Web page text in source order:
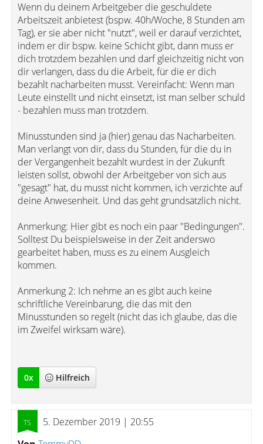
Wenn du deinem Arbeitgeber die geschuldete
Arbeitszeit anbietest (bspw. 40h/Woche, 8 Stunden am
Tag), er sie aber nicht "nutzt", weil er darauf verzichtet,
indem er dir bspw. keine Schicht gibt, dann muss er
dich trotzdem bezahlen und darf gleichzeitig nicht von
dir verlangen, dass du die Arbeit, für die er dich
bezahlt nacharbeiten musst. Vereinfacht: Wenn man
Leute einstellt und nicht einsetzt, ist man selber schuld
- bezahlen muss man trotzdem.
Minusstunden sind ja (hier) genau das Nacharbeiten.
Man verlangt von dir, dass du Stunden, für die du in
der Vergangenheit bezahlt wurdest in der Zukunft
leisten sollst, obwohl der Arbeitgeber von sich aus
"gesagt" hat, du musst nicht kommen, ich verzichte auf
deine Anwesenheit. Und das geht grundsätzlich nicht.
Anmerkung: Hier gibt es noch ein paar "Bedingungen".
Solltest Du beispielsweise in der Zeit anderswo
gearbeitet haben, muss es zu einem Ausgleich
kommen.
Anmerkung 2: Ich nehme an es gibt auch keine
schriftliche Vereinbarung, die das mit den
Minusstunden so regelt (nicht das ich glaube, das die
im Zweifel wirksam wäre).
0x Hilfreich
5. Dezember 2019 | 20:55